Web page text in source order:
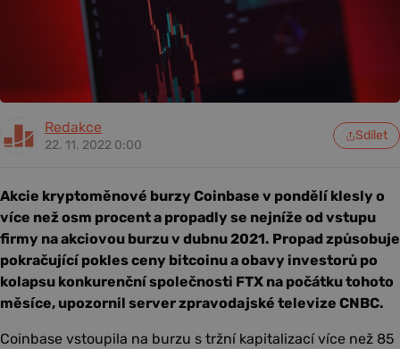
Redakce
22. 11. 2022 0:00
Sdílet
Akcie kryptoměnové burzy Coinbase v pondělí klesly o
více než osm procent a propadly se nejníže od vstupu
firmy na akciovou burzu v dubnu 2021. Propad způsobuje
pokračující pokles ceny bitcoinu a obavy investorů po
kolapsu konkurenční společnosti FTX na počátku tohoto
měsíce, upozornil server zpravodajské televize CNBC.
Coinbase vstoupila na burzu s tržní kapitalizací více než 85